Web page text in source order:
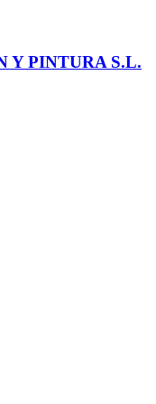
Y PINTURA S.L.